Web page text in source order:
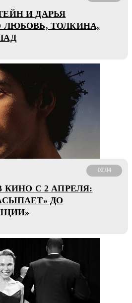
И ДАРЬЯ
ЛЮБОВЬ, ТОЛКИНА,
02.04
КИНО С 2 АПРЕЛЯ:
ДО